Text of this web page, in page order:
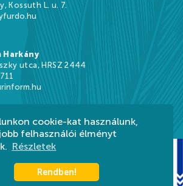
cookie-kat használunk,
felhasználói élményt
Részletek
Rendben!
Kossuth L. u. 7.
utca, HRSZ 2444